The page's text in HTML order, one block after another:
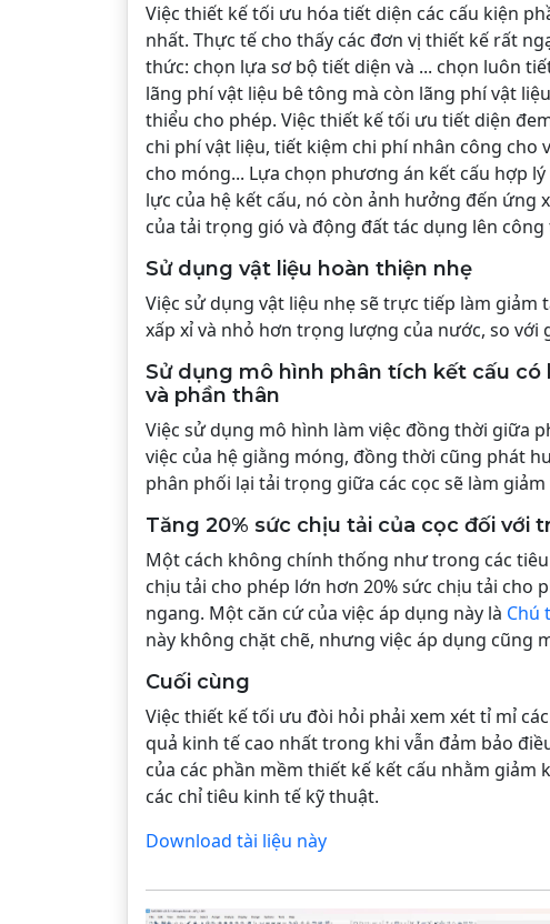
Việc thiết kế tối ưu hóa tiết diện các cấu kiện
nhất. Thực tế cho thấy các đơn vị thiết kế rất
thức: chọn lựa sơ bộ tiết diện và ... chọn luôn
lãng phí vật liệu bê tông mà còn lãng phí vật
thiểu cho phép. Việc thiết kế tối ưu tiết diện
chi phí vật liệu, tiết kiệm chi phí nhân công
cho móng... Lựa chọn phương án kết cấu hợp
lực của hệ kết cấu, nó còn ảnh hưởng đến
của tải trọng gió và động đất tác dụng lên
Sử dụng vật liệu hoàn thiện nhẹ
Việc sử dụng vật liệu nhẹ sẽ trực tiếp làm
xấp xỉ và nhỏ hơn trọng lượng của nước, so
Sử dụng mô hình phân tích kết cấu
và phần thân
Việc sử dụng mô hình làm việc đồng thời giữa
việc của hệ giằng móng, đồng thời cũng phát
phân phối lại tải trọng giữa các cọc sẽ làm
Tăng 20% sức chịu tải của cọc đối
Một cách không chính thống như trong các
chịu tải cho phép lớn hơn 20% sức chịu tải
ngang. Một căn cứ của việc áp dụng này là Chú
này không chặt chẽ, nhưng việc áp dụng cũng
Cuối cùng
Việc thiết kế tối ưu đòi hỏi phải xem xét tỉ mỉ
quả kinh tế cao nhất trong khi vẫn đảm bảo
của các phần mềm thiết kế kết cấu nhằm
các chỉ tiêu kinh tế kỹ thuật.
Download tài liệu này